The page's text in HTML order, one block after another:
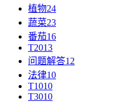
植物24
蔬菜23
番茄16
T2013
问题解答12
法律10
T1010
T3010